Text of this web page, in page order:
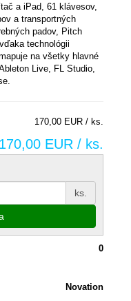
a iPad, 61 klávesov,
a transportných
padov, Pitch
technológii
na všetky hlavné
Live, FL Studio,
170,00 EUR / ks.
170,00 EUR / ks.
ks.
0
Novation